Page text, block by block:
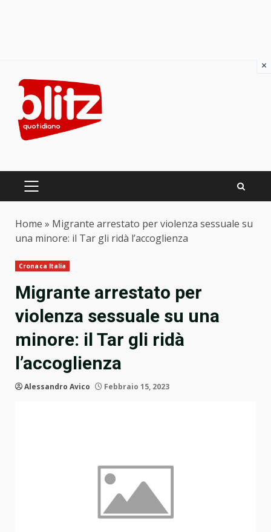
content
PRIMARY
Home » Migrante arrestato per violenza sessuale su
una minore: il Tar gli ridà l’accoglienza
Cronaca Italia
Migrante arrestato per
violenza sessuale su una
minore: il Tar gli ridà
l’accoglienza
Alessandro Avico Febbraio 15, 2023
×